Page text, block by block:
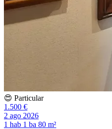
😍 Particular
1.500 €
2 ago 2026
1 hab 1 ba 80 m²